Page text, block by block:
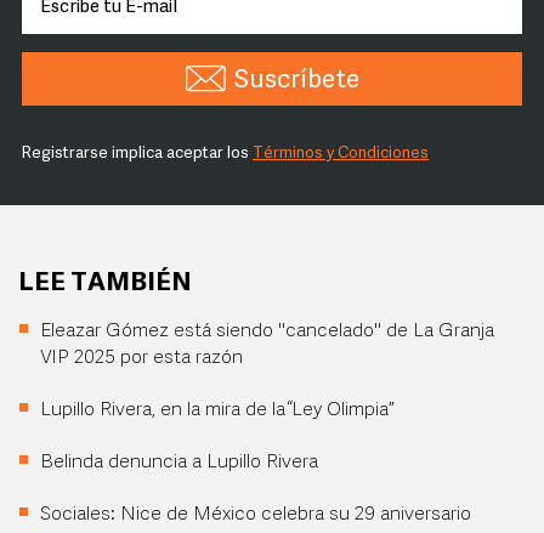
Suscríbete
Registrarse implica aceptar los Términos y Condiciones
LEE TAMBIÉN
Eleazar Gómez está siendo "cancelado" de La Granja
VIP 2025 por esta razón
Lupillo Rivera, en la mira de la “Ley Olimpia”
Belinda denuncia a Lupillo Rivera
Sociales: Nice de México celebra su 29 aniversario